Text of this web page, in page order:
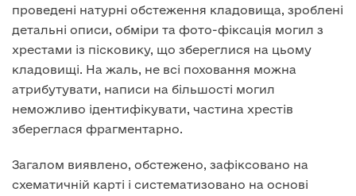
проведені натурні обстеження кладовища, зроблені
детальні описи, обміри та фото-фіксація могил з
хрестами із пісковику, що збереглися на цьому
кладовищі. На жаль, не всі поховання можна
атрибутувати, написи на більшості могил
неможливо ідентифікувати, частина хрестів
збереглася фрагментарно.
Загалом виявлено, обстежено, зафіксовано на
схематичній карті і систематизовано на основі